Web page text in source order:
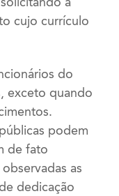
cujo currículo
do
exceto quando
podem
de fato
as
dedicação